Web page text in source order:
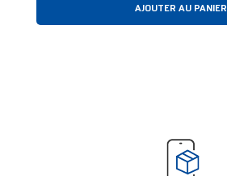
AJOUTER AU PANIER